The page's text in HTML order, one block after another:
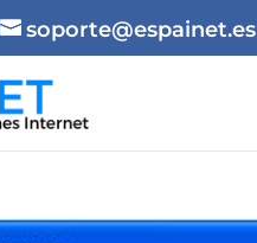
soporte@espainet.es